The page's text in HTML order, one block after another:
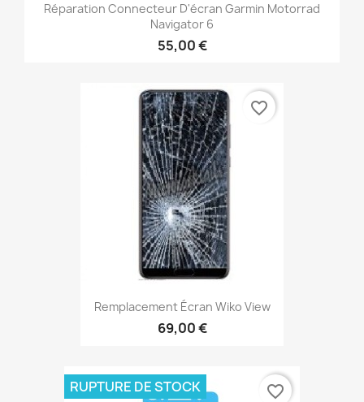
Réparation Connecteur D'écran Garmin Motorrad
Navigator 6
55,00 €
Remplacement Écran Wiko View
69,00 €
favorite_border
RUPTURE DE STOCK favorite_border